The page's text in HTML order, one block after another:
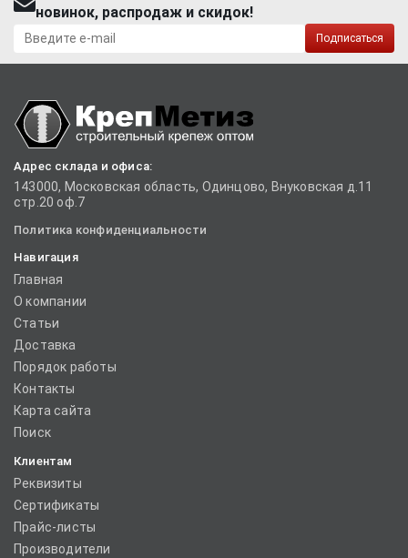
новинок, распродаж и скидок!
Подписаться
Адрес склада и офиса:
143000, Московская область, Одинцово, Внуковская д.11
стр.20 оф.7
Политика конфиденциальности
Навигация
Главная
О компании
Статьи
Доставка
Порядок работы
Контакты
Карта сайта
Поиск
Клиентам
Реквизиты
Сертификаты
Прайс-листы
Производители